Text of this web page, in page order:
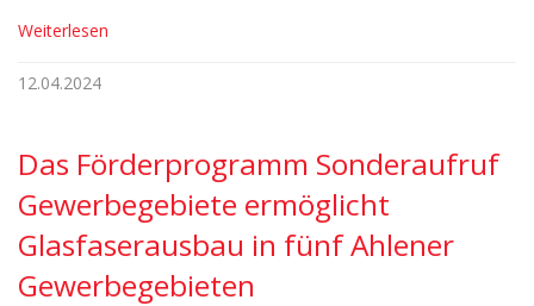
Weiterlesen
12.04.2024
Das Förderprogramm Sonderaufruf
Gewerbegebiete ermöglicht
Glasfaserausbau in fünf Ahlener
Gewerbegebieten